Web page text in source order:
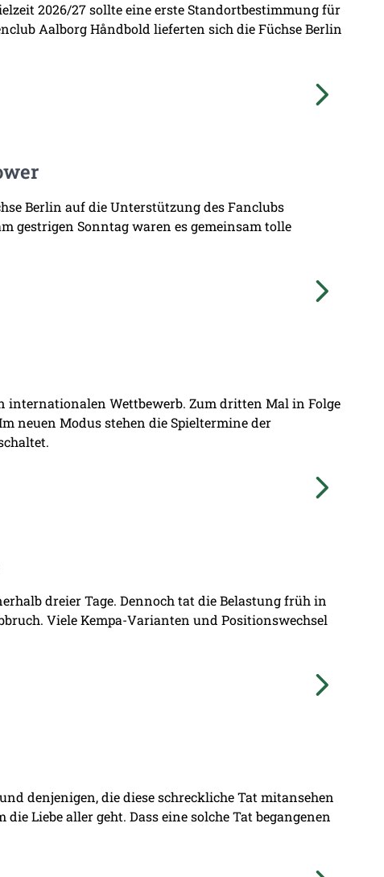
2026/27 sollte eine erste Standortbestimmung für
Aalborg Håndbold lieferten sich die Füchse Berlin
Berlin auf die Unterstützung des Fanclubs
gestrigen Sonntag waren es gemeinsam tolle
internationalen Wettbewerb. Zum dritten Mal in Folge
neuen Modus stehen die Spieltermine der
dreier Tage. Dennoch tat die Belastung früh in
Viele Kempa-Varianten und Positionswechsel
denjenigen, die diese schreckliche Tat mitansehen
Liebe aller geht. Dass eine solche Tat begangenen